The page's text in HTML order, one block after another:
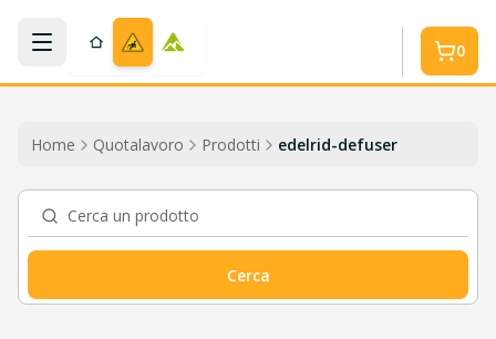
Salta al contenuto
0
Home Quotalavoro Prodotti edelrid-defuser
Cerca un prodotto
Cerca